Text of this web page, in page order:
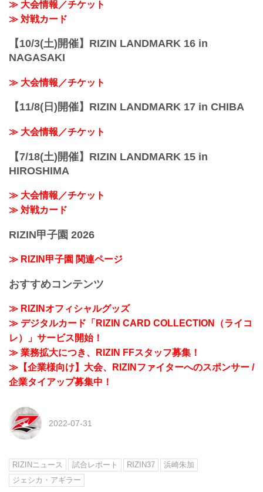
≫ 大会情報／チケット
≫ 対戦カード
【10/3(土)開催】RIZIN LANDMARK 16 in
NAGASAKI
≫ 大会情報／チケット
【11/8(日)開催】RIZIN LANDMARK 17 in CHIBA
≫ 大会情報／チケット
【7/18(土)開催】RIZIN LANDMARK 15 in
HIROSHIMA
≫ 大会情報／チケット
≫ 対戦カード
RIZIN甲子園 2026
≫ RIZIN甲子園 関連ページ
おすすめコンテンツ
≫ RIZINオフィシャルグッズ
≫ デジタルカード「RIZIN CARD COLLECTION（ライコ
レ）」サービス開始！
≫ 業務拡大につき、RIZIN FFスタッフ募集！
≫【企業様向け】大会、RIZINファイターへのスポンサー /
企業タイアップ募集中！
2022-07-31
RIZINニュース 試合レポート RIZIN37
浜崎朱加
ジェシカ・アギラー